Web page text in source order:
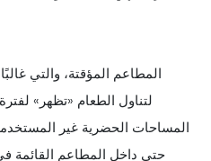
المطاعم المؤقتة، والتي
لتناول الطعام «تظهر»
المساحات الحضرية غير
حتى داخل المطاعم القائمة